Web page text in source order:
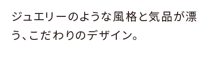
ジュエリーのような風格と気品が漂
う、こだわりのデザイン。